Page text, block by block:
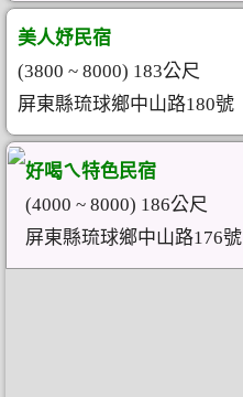
美人妤民宿
(3800 ~ 8000) 183公尺
屏東縣琉球鄉中山路180號
好喝ㄟ特色民宿
(4000 ~ 8000) 186公尺
屏東縣琉球鄉中山路176號